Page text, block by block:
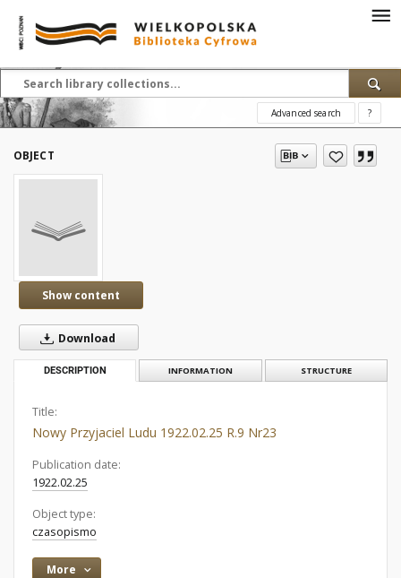
Advanced search ?
OBJECT
Show content
Download
DESCRIPTION INFORMATION STRUCTURE
Title:
Nowy Przyjaciel Ludu 1922.02.25 R.9 Nr23
Publication date:
1922.02.25
Object type:
czasopismo
More